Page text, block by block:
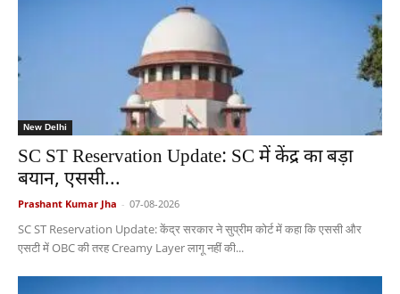
New Delhi
SC ST Reservation Update: SC में केंद्र का बड़ा
बयान, एससी...
Prashant Kumar Jha - 07-08-2026
SC ST Reservation Update: केंद्र सरकार ने सुप्रीम कोर्ट में कहा कि एससी और
एसटी में OBC की तरह Creamy Layer लागू नहीं की...